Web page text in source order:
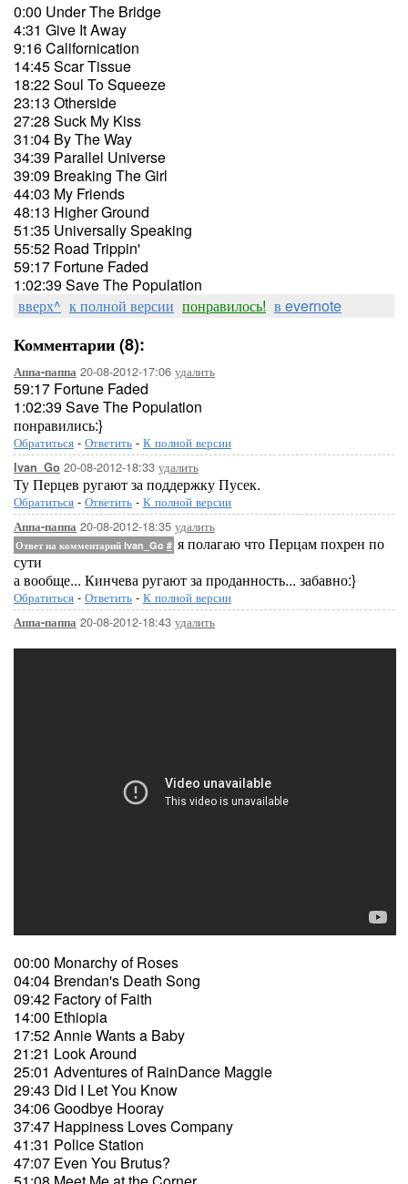
0:00 Under The Bridge
4:31 Give It Away
9:16 Californication
14:45 Scar Tissue
18:22 Soul To Squeeze
23:13 Otherside
27:28 Suck My Kiss
31:04 By The Way
34:39 Parallel Universe
39:09 Breaking The Girl
44:03 My Friends
48:13 Higher Ground
51:35 Universally Speaking
55:52 Road Trippin'
59:17 Fortune Faded
1:02:39 Save The Population
вверх^ к полной версии понравилось! в evernote
Комментарии (8):
Аппа-паппа 20-08-2012-17:06 удалить
59:17 Fortune Faded
1:02:39 Save The Population
понравились:}
Обратиться - Ответить - К полной версии
Ivan_Go 20-08-2012-18:33 удалить
Ту Перцев ругают за поддержку Пусек.
Обратиться - Ответить - К полной версии
Аппа-паппа 20-08-2012-18:35 удалить
Ответ на комментарий Ivan_Go # я полагаю что Перцам похрен по
сути
а вообще... Кинчева ругают за проданность... забавно:}
Обратиться - Ответить - К полной версии
Аппа-паппа 20-08-2012-18:43 удалить
00:00 Monarchy of Roses
04:04 Brendan's Death Song
09:42 Factory of Faith
14:00 Ethiopia
17:52 Annie Wants a Baby
21:21 Look Around
25:01 Adventures of RainDance Maggie
29:43 Did I Let You Know
34:06 Goodbye Hooray
37:47 Happiness Loves Company
41:31 Police Station
47:07 Even You Brutus?